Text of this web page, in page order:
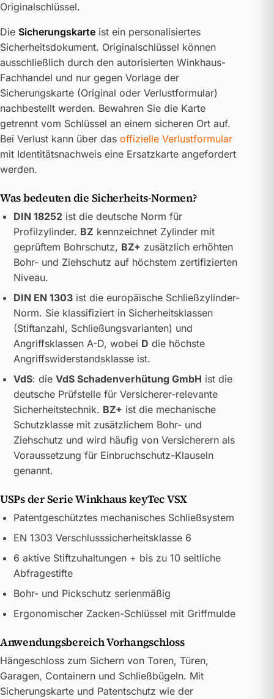
Originalschlüssel.
Die Sicherungskarte ist ein personalisiertes
Sicherheitsdokument. Originalschlüssel können
ausschließlich durch den autorisierten Winkhaus-
Fachhandel und nur gegen Vorlage der
Sicherungskarte (Original oder Verlustformular)
nachbestellt werden. Bewahren Sie die Karte
getrennt vom Schlüssel an einem sicheren Ort auf.
Bei Verlust kann über das offizielle Verlustformular
mit Identitätsnachweis eine Ersatzkarte angefordert
werden.
Was bedeuten die Sicherheits-Normen?
DIN 18252ist die deutsche Norm für
Profilzylinder. BZ kennzeichnet Zylinder mit
geprüftem Bohrschutz, BZ+ zusätzlich erhöhten
Bohr- und Ziehschutz auf höchstem zertifizierten
Niveau.
DIN EN 1303ist die europäische Schließzylinder-
Norm. Sie klassifiziert in Sicherheitsklassen
(Stiftanzahl, Schließungsvarianten) und
Angriffsklassen A-D, wobei D die höchste
Angriffswiderstandsklasse ist.
VdS: die VdS Schadenverhütung GmbH ist die
deutsche Prüfstelle für Versicherer-relevante
Sicherheitstechnik. BZ+ ist die mechanische
Schutzklasse mit zusätzlichem Bohr- und
Ziehschutz und wird häufig von Versicherern als
Voraussetzung für Einbruchschutz-Klauseln
genannt.
USPs der Serie Winkhaus keyTec VSX
Patentgeschütztes mechanisches Schließsystem
EN 1303 Verschlusssicherheitsklasse 6
6 aktive Stiftzuhaltungen + bis zu 10 seitliche
Abfragestifte
Bohr- und Pickschutz serienmäßig
Ergonomischer Zacken-Schlüssel mit Griffmulde
Anwendungsbereich Vorhangschloss
Hängeschloss zum Sichern von Toren, Türen,
Garagen, Containern und Schließbügeln. Mit
Sicherungskarte und Patentschutz wie der